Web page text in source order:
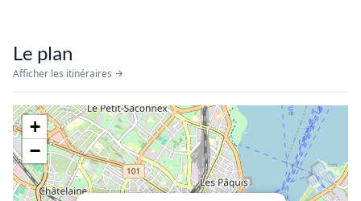
Le plan
Afficher les itinéraires
+
−